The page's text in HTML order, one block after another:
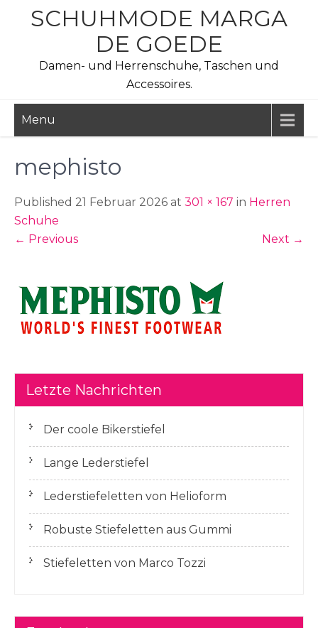
SCHUHMODE MARGA
DE GOEDE
Damen- und Herrenschuhe, Taschen und
Accessoires.
Menu
mephisto
Published 21 Februar 2026 at 301 × 167 in Herren
Schuhe
← Previous Next →
Letzte Nachrichten
Der coole Bikerstiefel
Lange Lederstiefel
Lederstiefeletten von Helioform
Robuste Stiefeletten aus Gummi
Stiefeletten von Marco Tozzi